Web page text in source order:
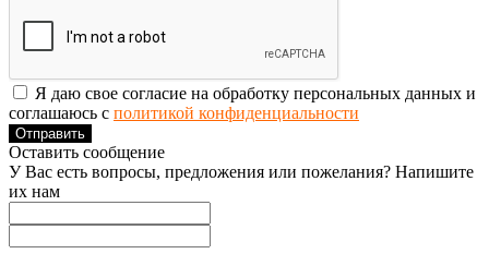
Я даю свое согласие на обработку персональных данных и
соглашаюсь с политикой конфиденциальности
Отправить
Оставить сообщение
У Вас есть вопросы, предложения или пожелания? Напишите
их нам